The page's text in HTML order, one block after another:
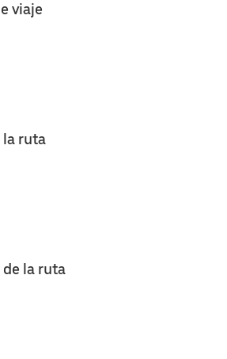
viaje
la ruta
la ruta